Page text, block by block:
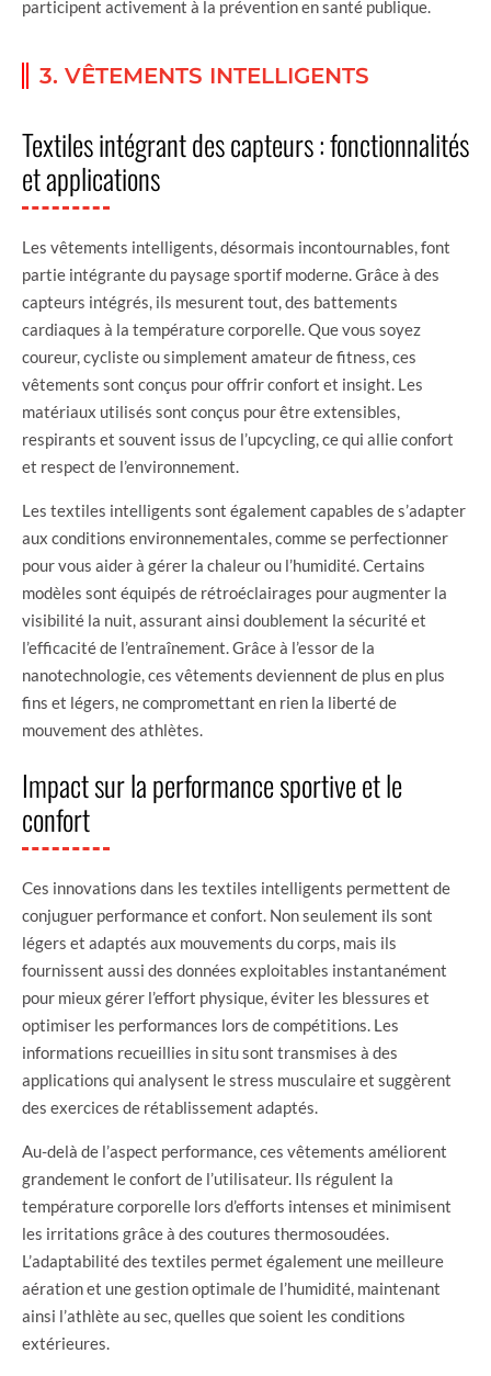
participent activement à la prévention en santé publique.
3. VÊTEMENTS INTELLIGENTS
Textiles intégrant des capteurs : fonctionnalités
et applications
Les vêtements intelligents, désormais incontournables, font
partie intégrante du paysage sportif moderne. Grâce à des
capteurs intégrés, ils mesurent tout, des battements
cardiaques à la température corporelle. Que vous soyez
coureur, cycliste ou simplement amateur de fitness, ces
vêtements sont conçus pour offrir confort et insight. Les
matériaux utilisés sont conçus pour être extensibles,
respirants et souvent issus de l’upcycling, ce qui allie confort
et respect de l’environnement.
Les textiles intelligents sont également capables de s’adapter
aux conditions environnementales, comme se perfectionner
pour vous aider à gérer la chaleur ou l’humidité. Certains
modèles sont équipés de rétroéclairages pour augmenter la
visibilité la nuit, assurant ainsi doublement la sécurité et
l’efficacité de l’entraînement. Grâce à l’essor de la
nanotechnologie, ces vêtements deviennent de plus en plus
fins et légers, ne compromettant en rien la liberté de
mouvement des athlètes.
Impact sur la performance sportive et le
confort
Ces innovations dans les textiles intelligents permettent de
conjuguer performance et confort. Non seulement ils sont
légers et adaptés aux mouvements du corps, mais ils
fournissent aussi des données exploitables instantanément
pour mieux gérer l’effort physique, éviter les blessures et
optimiser les performances lors de compétitions. Les
informations recueillies in situ sont transmises à des
applications qui analysent le stress musculaire et suggèrent
des exercices de rétablissement adaptés.
Au-delà de l’aspect performance, ces vêtements améliorent
grandement le confort de l’utilisateur. Ils régulent la
température corporelle lors d’efforts intenses et minimisent
les irritations grâce à des coutures thermosoudées.
L’adaptabilité des textiles permet également une meilleure
aération et une gestion optimale de l’humidité, maintenant
ainsi l’athlète au sec, quelles que soient les conditions
extérieures.